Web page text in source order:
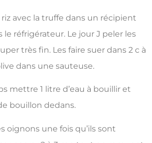
riz avec la truffe dans un récipient
réfrigérateur. Le jour J peler les
très fin. Les faire suer dans 2 c à
dans une sauteuse.
mettre 1 litre d’eau à bouillir et
bouillon dedans.
oignons une fois qu’ils sont